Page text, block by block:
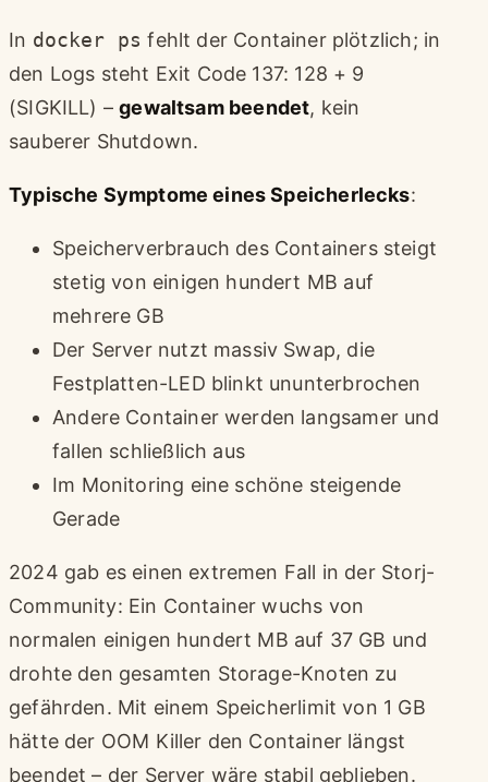
In docker ps fehlt der Container plötzlich; in
den Logs steht Exit Code 137: 128 + 9
(SIGKILL) –gewaltsam beendet, kein
sauberer Shutdown.
Typische Symptome eines Speicherlecks:
Speicherverbrauch des Containers steigt
stetig von einigen hundert MB auf
mehrere GB
Der Server nutzt massiv Swap, die
Festplatten-LED blinkt ununterbrochen
Andere Container werden langsamer und
fallen schließlich aus
Im Monitoring eine schöne steigende
Gerade
2024 gab es einen extremen Fall in der Storj-
Community: Ein Container wuchs von
normalen einigen hundert MB auf 37 GB und
drohte den gesamten Storage-Knoten zu
gefährden. Mit einem Speicherlimit von 1 GB
hätte der OOM Killer den Container längst
beendet – der Server wäre stabil geblieben.